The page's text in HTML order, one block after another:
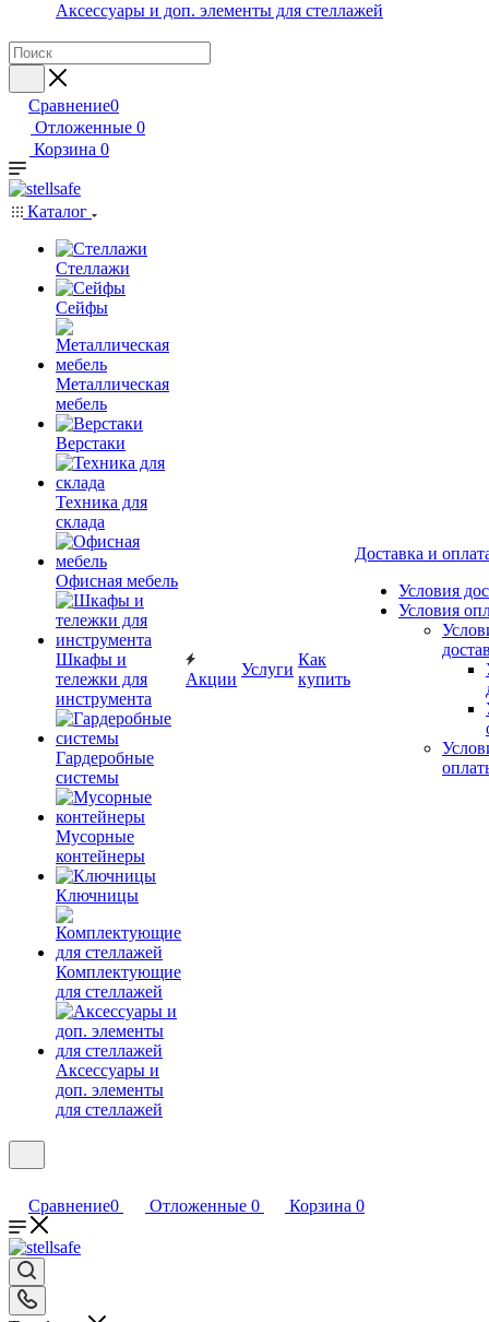
Аксессуары и доп. элементы для стеллажей
Сравнение0
Отложенные 0
Корзина 0
Каталог
Стеллажи
Сейфы
Металлическая
мебель
Верстаки
Техника для
склада
Офисная мебель
Шкафы и
тележки для
инструмента
Гардеробные
системы
Мусорные
контейнеры
Ключницы
Комплектующие
для стеллажей
Аксессуары и
доп. элементы
для стеллажей
Акции
Услуги
Как
купить
Доставка и
Условия
Условия
Сравнение0 Отложенные 0 Корзина 0